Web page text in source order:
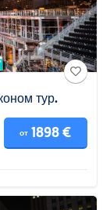
тур.
от 1898 €